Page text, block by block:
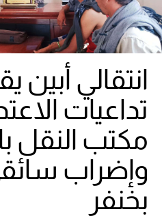
انتقالي أبين
تداعيات
مكتب النقل
وإضراب
بخنفر